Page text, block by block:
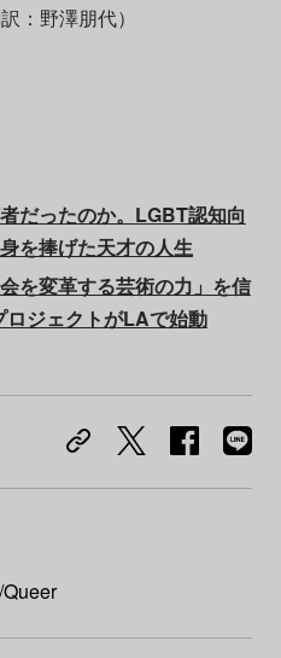
：野澤朋代）
だったのか。LGBT認知向
を捧げた天才の人生
を変革する芸術の力」を信
ジェクトがLAで始動